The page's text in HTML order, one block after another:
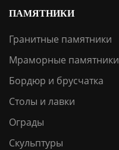
ПАМЯТНИКИ
Гранитные памятники
Мраморные памятники
Бордюр и брусчатка
Столы и лавки
Ограды
Скульптуры